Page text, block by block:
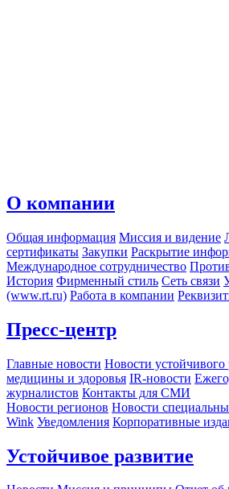
О компании
Общая информация Миссия и видение
сертификаты Закупки Раскрытие
Международное сотрудничество
История Фирменный стиль Сеть связи
(www.rt.ru) Работа в компании
Пресс-центр
Главные новости Новости устойчивого
медицины и здоровья IR-новости
журналистов Контакты для СМИ
Новости регионов Новости
Wink Уведомления Корпоративные
Устойчивое развитие